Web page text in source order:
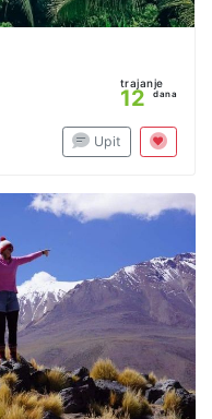
trajanje
12 dana
Upit